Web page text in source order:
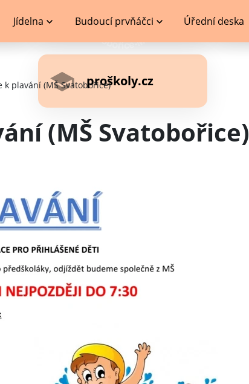
Jídelna Budoucí prvňáčci Úřední deska
proškoly.cz
k plavání (MŠ Svatobořice)
(MŠ Svatobořice)